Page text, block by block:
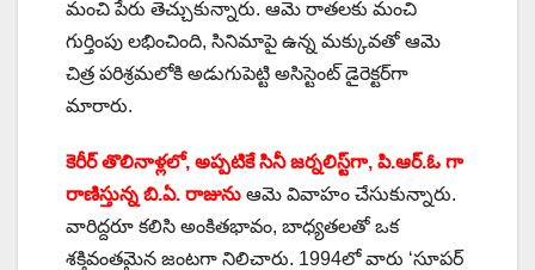
మంచి పేరు తెచ్చుకున్నారు. ఆమె రాతలకు మంచి
గుర్తింపు లభించింది, సినిమాపై ఉన్న మక్కువతో ఆమె
చిత్ర పరిశ్రమలోకి అడుగుపెట్టి అసిస్టెంట్ డైరెక్టర్‌గా
మారారు.
కెరీర్ తొలినాళ్లలో, అప్పటికే సినీ జర్నలిస్ట్‌గా, పి.ఆర్.ఓ గా
రాణిస్తున్న బి.ఏ. రాజును ఆమె వివాహం చేసుకున్నారు.
వారిద్దరూ కలిసి అంకితభావం, బాధ్యతలతో ఒక
శక్తివంతమైన జంటగా నిలిచారు. 1994లో వారు ‘సూపర్